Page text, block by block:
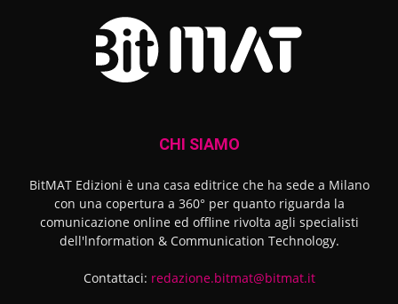
CHI SIAMO
BitMAT Edizioni è una casa editrice che ha sede a Milano
con una copertura a 360° per quanto riguarda la
comunicazione online ed offline rivolta agli specialisti
dell'lnformation & Communication Technology.
Contattaci: redazione.bitmat@bitmat.it